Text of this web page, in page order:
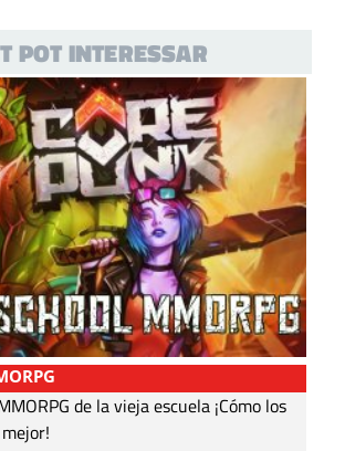
POT INTERESSAR
de la vieja escuela ¡Cómo los